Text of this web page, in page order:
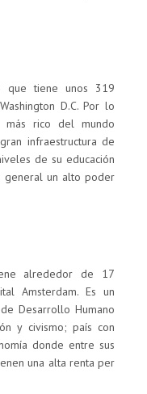
que tiene unos 319
D.C. Por lo
rico del mundo
infraestructura de
de su educación
general un alto poder
alrededor de 17
Amsterdam. Es un
Desarrollo Humano
y civismo; país con
donde entre sus
una alta renta per